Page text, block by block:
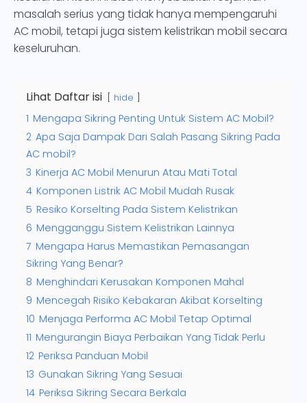
masalah serius yang tidak hanya mempengaruhi
AC mobil, tetapi juga sistem kelistrikan mobil secara
keseluruhan.
Lihat Daftar isi hide
1 Mengapa Sikring Penting Untuk Sistem AC Mobil?
2 Apa Saja Dampak Dari Salah Pasang Sikring Pada
AC mobil?
3 Kinerja AC Mobil Menurun Atau Mati Total
4 Komponen Listrik AC Mobil Mudah Rusak
5 Resiko Korselting Pada Sistem Kelistrikan
6 Mengganggu Sistem Kelistrikan Lainnya
7 Mengapa Harus Memastikan Pemasangan
Sikring Yang Benar?
8 Menghindari Kerusakan Komponen Mahal
9 Mencegah Risiko Kebakaran Akibat Korselting
10 Menjaga Performa AC Mobil Tetap Optimal
11 Mengurangin Biaya Perbaikan Yang Tidak Perlu
12 Periksa Panduan Mobil
13 Gunakan Sikring Yang Sesuai
14 Periksa Sikring Secara Berkala